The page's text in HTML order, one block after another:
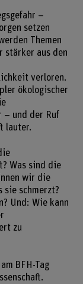
–
setzen
Themen
stärker aus den
verloren.
ökologischer
– und der Ruf
lauter.
Was sind die
wir die
sie schmerzt?
Und: Wie kann
zu
BFH-Tag